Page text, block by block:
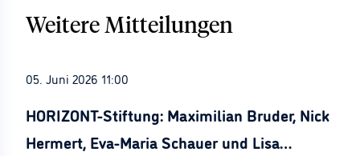
Weitere Mitteilungen
05. Juni 2026 11:00
HORIZONT-Stiftung: Maximilian Bruder, Nick
Hermert, Eva-Maria Schauer und Lisa